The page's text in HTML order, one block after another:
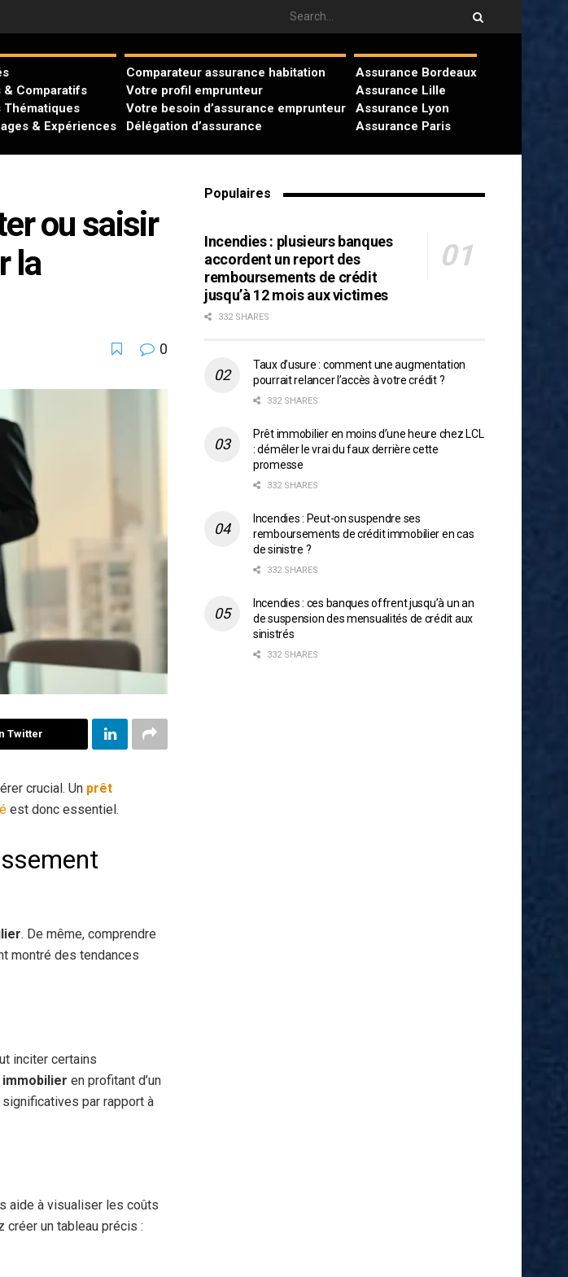
& Comparatifs
Thématiques
& Expériences
Comparateur assurance habitation
Votre profil emprunteur
Votre besoin d’assurance emprunteur
Délégation d’assurance
Assurance Bordeaux
Assurance Lille
Assurance Lyon
Assurance Paris
ou saisir
la
0
Twitter
crucial. Un prêt
est donc essentiel.
. De même, comprendre
montré des tendances
inciter certains
immobilier en profitant d’un
par rapport à
aide à visualiser les coûts
un tableau précis :
Populaires
Incendies : plusieurs banques
accordent un report des
remboursements de crédit
jusqu’à 12 mois aux victimes
332 SHARES
Taux d’usure : comment une augmentation
pourrait relancer l’accès à votre crédit ?
332 SHARES
Prêt immobilier en moins d’une heure chez LCL
: démêler le vrai du faux derrière cette
promesse
332 SHARES
Incendies : Peut-on suspendre ses
remboursements de crédit immobilier en cas
de sinistre ?
332 SHARES
Incendies : ces banques offrent jusqu’à un an
de suspension des mensualités de crédit aux
sinistrés
332 SHARES